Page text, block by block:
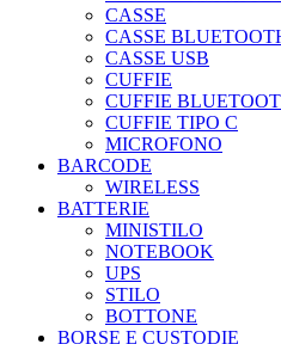
CASSE
CASSE
CASSE USB
CUFFIE
CUFFIE
CUFFIE TIPO C
MICROFONO
BARCODE
WIRELESS
BATTERIE
MINISTILO
NOTEBOOK
UPS
STILO
BOTTONE
BORSE E CUSTODIE